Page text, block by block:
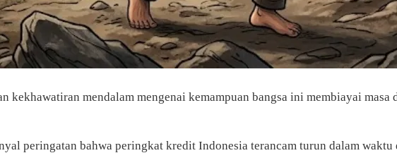
mendalam mengenai kemampuan bangsa ini membiayai masa
peringatan bahwa peringkat kredit Indonesia terancam turun dalam